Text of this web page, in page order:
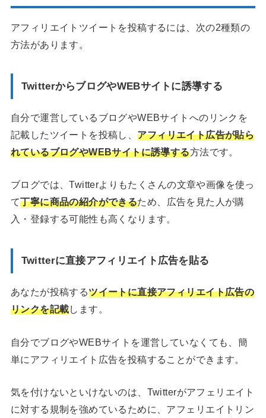
アフィリエイトツイートを投稿するには、次の2種類の
方法があります。
TwitterからブログやWEBサイトに誘導する
自分で運営しているブログやWEBサイトへのリンクを
記載したツイートを投稿し、アフィリエイト広告が貼ら
れているブログやWEBサイトに誘導する方法です。
ブログでは、Twitterよりもたくさんの文章や画像を使っ
て丁寧に商品の紹介ができるため、広告を見た人が購
入・登録する可能性も高くなります。
Twitterに直接アフィリエイト広告を貼る
あなたが投稿するツイートに直接アフィリエイト広告の
リンクを記載します。
自分でブログやWEBサイトを運営していなくても、簡
単にアフィリエイト広告を投稿することができます。
気を付けないといけないのは、Twitterがアフェリエイト
に対する規制を強めているために、アフェリエイトリン